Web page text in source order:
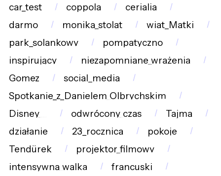
car_test
coppola
cerialia
darmo
monika_stolat
wiat_Matki
park_solankowy
pompatyczno
inspirujący
niezapomniane_wrażenia
Gomez
social_media
Spotkanie_z_Danielem_Olbrychskim
Disney__
odwrócony_czas
Tajma
działanie
23_rocznica
pokoje
Tendürek
projektor_filmowy
intensywna_walka
francuski